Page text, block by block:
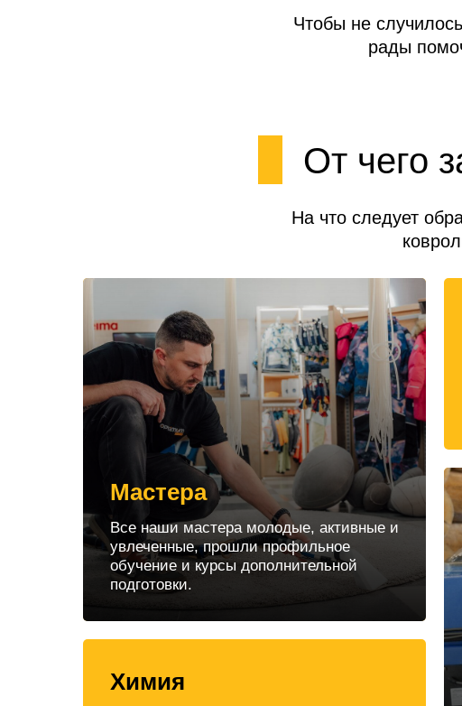
Чтобы не
рады
От чего
На что следует
Мастера
Все наши мастера молодые, активные и
увлеченные, прошли профильное
обучение и курсы дополнительной
подготовки.
Химия